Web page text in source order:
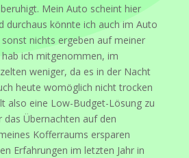
Mein Auto scheint hier
durchaus könnte ich auch im Auto
nichts ergeben auf meiner
ich mitgenommen, im
weniger, da es in der Nacht
heute womöglich nicht trocken
also eine Low-Budget-Lösung zu
Übernachten auf den
Kofferraums ersparen
Erfahrungen im letzten Jahr in